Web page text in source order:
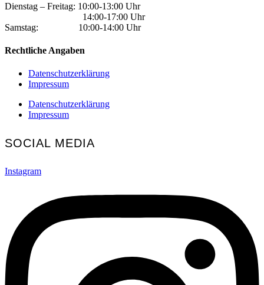
Dienstag – Freitag: 10:00-13:00 Uhr
14:00-17:00 Uhr
Samstag: 10:00-14:00 Uhr
Rechtliche Angaben
Datenschutzerklärung
Impressum
Datenschutzerklärung
Impressum
SOCIAL MEDIA
Instagram